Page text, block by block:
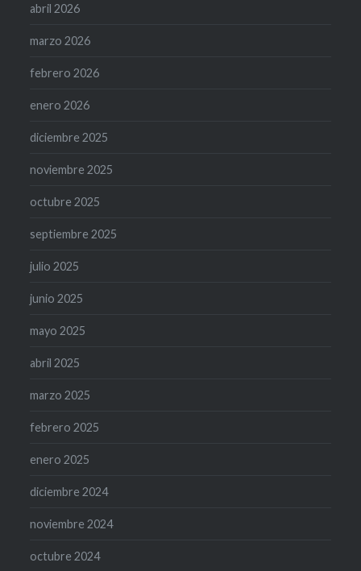
abril 2026
marzo 2026
febrero 2026
enero 2026
diciembre 2025
noviembre 2025
octubre 2025
septiembre 2025
julio 2025
junio 2025
mayo 2025
abril 2025
marzo 2025
febrero 2025
enero 2025
diciembre 2024
noviembre 2024
octubre 2024